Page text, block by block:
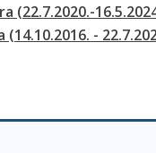
(22.7.2020.-
-